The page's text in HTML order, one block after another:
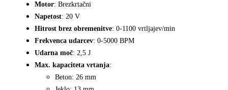
Motor: Brezkrtačni
Napetost: 20 V
Hitrost brez obremenitve: 0-1100 vrtljajev/min
Frekvenca udarcev: 0-5000 BPM
Udarna moč: 2,5 J
Max. kapaciteta vrtanja:
Beton: 26 mm